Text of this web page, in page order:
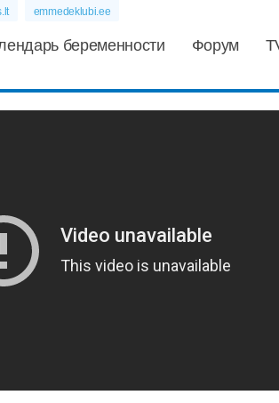
emmedeklubi.ee
беременности Форум